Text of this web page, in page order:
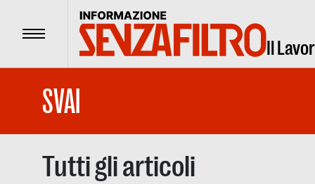
Menu Il
SVAI
Tutti gli articoli